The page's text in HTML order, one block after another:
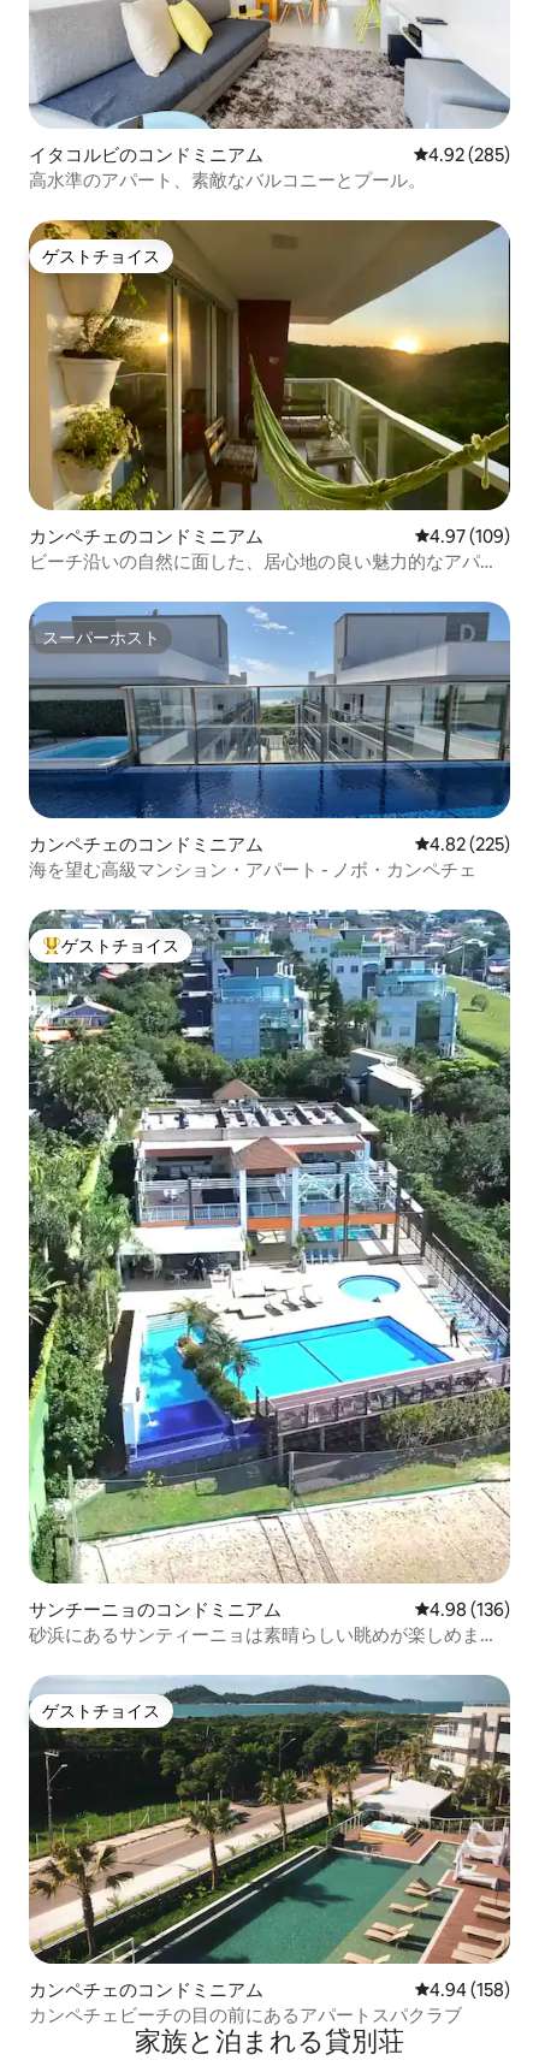
イタコルビのコンドミニアム レビュー285
4.92 (285)
高水準のアパート、素敵なバルコニーとプール。
ゲストチョイス
ゲストチョイス
カンペチェのコンドミニアム レビュー109
4.97 (109)
ビーチ沿いの自然に面した、居心地の良い魅力的なアパー
スーパーホスト
スーパーホスト
カンペチェのコンドミニアム レビュー225
4.82 (225)
海を望む高級マンション・アパート - ノボ・カンペチェ
大好評のゲストチョイスです。
ゲストチョイス
サンチーニョのコンドミニアム レビュー136
4.98 (136)
砂浜にあるサンティーニョは素晴らしい眺めが楽しめま
ゲストチョイス
ゲストチョイス
カンペチェのコンドミニアム レビュー158
4.94 (158)
カンペチェビーチの目の前にあるアパートスパクラブ
家族と泊まれる貸別荘